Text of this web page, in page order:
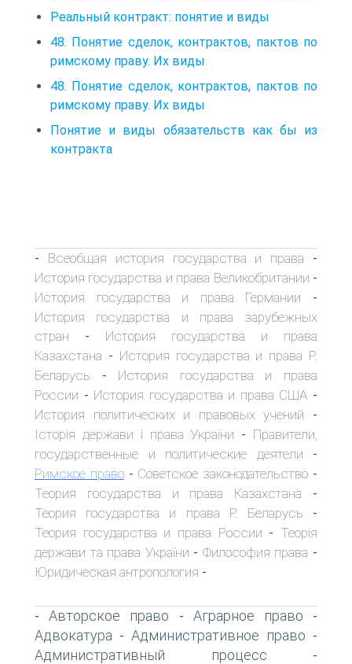
Реальный контракт: понятие и виды
48. Понятие сделок, контрактов, пактов по
римскому праву. Их виды
48. Понятие сделок, контрактов, пактов по
римскому праву. Их виды
Понятие и виды обязательств как бы из
контракта
- Всеобщая история государства и права -
История государства и права Великобритании -
История государства и права Германии -
История государства и права зарубежных
стран - История государства и права
Казахстана - История государства и права Р.
Беларусь - История государства и права
России - История государства и права США -
История политических и правовых учений -
Історія держави і права України - Правители,
государственные и политические деятели -
Римское право- Советское законодательство -
Теория государства и права Казахстана -
Теория государства и права Р. Беларусь -
Теория государства и права России - Теорія
держави та права України - Философия права -
Юридическая антропология -
-Авторское право - Аграрное право -
Адвокатура - Административное право -
Административный процесс -